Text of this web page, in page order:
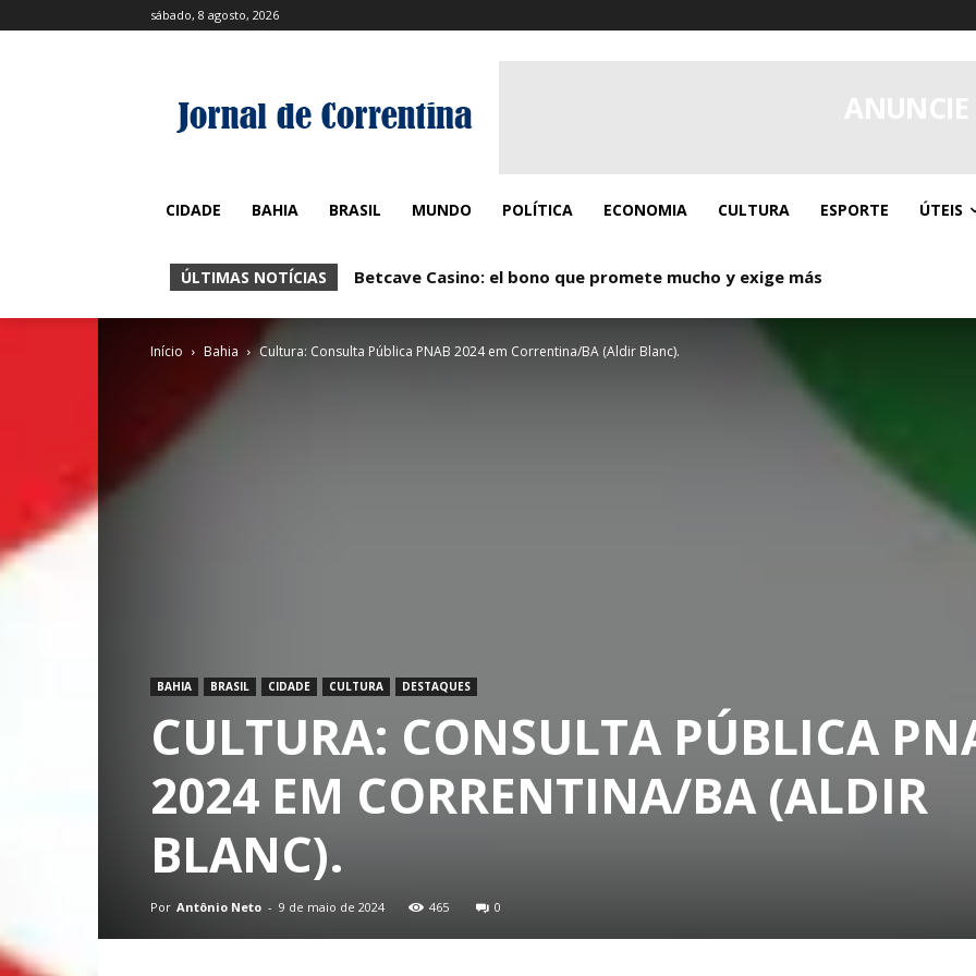
sábado, 8 agosto, 2026
CIDADE BAHIA BRASIL MUNDO POLÍTICA ECONOMIA CULTURA ESPORTE ÚTEIS
ÚLTIMAS NOTÍCIAS Betcave Casino: el bono que promete mucho y exige más
Início Bahia Cultura: Consulta Pública PNAB 2024 em Correntina/BA (Aldir Blanc).
BAHIA BRASIL CIDADE CULTURA DESTAQUES
CULTURA: CONSULTA PÚBLICA
2024 EM CORRENTINA/BA (ALDIR
BLANC).
Por Antônio Neto - 9 de maio de 2024 465 0